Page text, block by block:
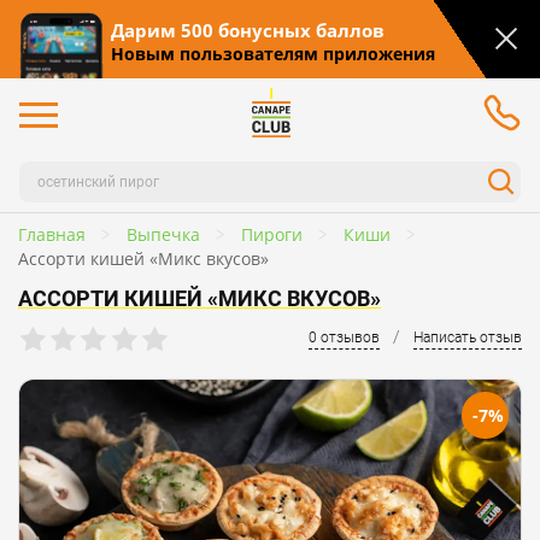
Дарим 500 бонусных баллов
Новым пользователям приложения
Главная Выпечка Пироги
Киши
Ассорти кишей «Микс вкусов»
АССОРТИ КИШЕЙ «МИКС ВКУСОВ»
0 отзывов / Написать отзыв
-7%